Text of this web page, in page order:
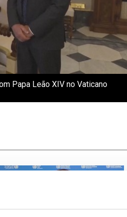
Papa Leão XIV no Vaticano